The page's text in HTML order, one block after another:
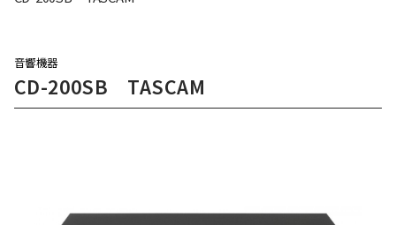
音響機器
CD-200SB TASCAM